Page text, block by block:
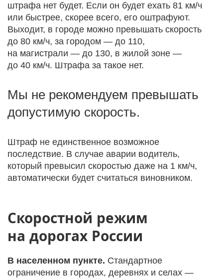
штрафа нет будет. Если он будет ехать 81 км/ч
или быстрее, скорее всего, его оштрафуют.
Выходит, в городе можно превышать скорость
до 80 км/ч, за городом — до 110,
на магистрали — до 130, в жилой зоне —
до 40 км/ч. Штрафа за такое нет.
Мы не рекомендуем превышать
допустимую скорость.
Штраф не единственное возможное
последствие. В случае аварии водитель,
который превысил скоростью даже на 1 км/ч,
автоматически будет считаться виновником.
Скоростной режим
на дорогах России
В населенном пункте. Стандартное
ограничение в городах, деревнях и селах —